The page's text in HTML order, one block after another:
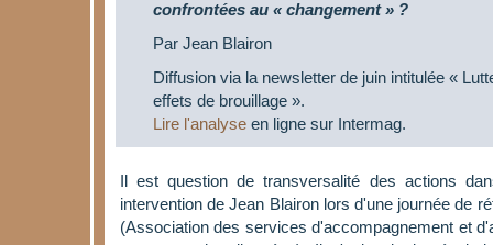
confrontées au « changement » ?
Par Jean Blairon
Diffusion via la newsletter de juin intitulée «
effets de brouillage ».
Lire l'analyse en ligne sur Intermag.
Il est question de transversalité des actions
intervention de Jean Blairon lors d'une journée de
(Association des services d'accompagnement et